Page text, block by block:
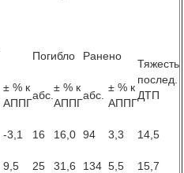
Погибло Ранено
Тяжесть
послед.
ДТП
± % к
АППГ
абс.
± % к
АППГ
абс.
± % к
АППГ
-3,1 16 16,0 94 3,3 14,5
9,5 25 31,6 134 5,5 15,7